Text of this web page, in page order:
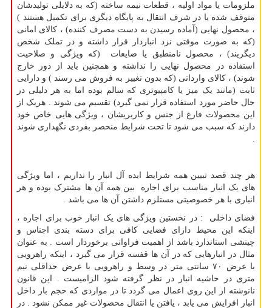
ملزومات یا مواد اولیه ، قطعات نیمه ساخته (که به دلایلی تولیدشان
متوقف شده یا در شرف انتقال به پایگاه دیگری برای تکمیل هستند )
، محصول نهایی (آماده رسیدن به دست مصرف کننده) ، کالای امانی
(که به صورت موقتی نزد انباردار قرار داشته و در تملک شخص
دیگریند) ، محصول نامنطبق یا ضایعات (که ویژگی و صلاحیت
استفاده در محصول نهایی را نداشته و همچنین باید از دور خارج
شوند) ، کالای وارداتی (که بدون تغییر به فروش می رسند ) و دارایی
ثابت (مانند یک میز یا کامپیوتری که سالم بوده اما به هر دلیلی در
حال حاضر مورد استفاده قرار نمی گیرد) تقسیم می شوند . هریک از
این محصولات فارغ از جنس و کاربریشان ، ویژگی هایی خاص خود
دارند که سبب می شود تا تحت شرایط منحصر بفردی نگهداری شوند
.
هر چند قصد تبیین همه شرایط ایده آل انبار را نداریم ، اما ویژگی
های یک انبار مناسب برای اجاره بین همه آن ها مشترک بوده و هر
انباری با هر خصوصیتی مستلزم داشتن آن ها می باشد .
فضای داخلی : در نخستین ویژگی های یک انبار خوب برای اجاره ،
اینکه این محیط دارای فضایی کافی برای دسته بندی اجناس و
چینشی استاندارد باشد از اهمیت فراوانی برخوردار است . به عنوان
مثال در انبارهایی که در آن ها قفسه قرار می گیرد ، اینکه راهرویی
با عرض ۷۰ سانتی متر در وسط و راهرویی با عرض حداقلی نیم
متری در حاشیه انبار در نظر گرفته شود الزامیست . این قانون
نانوشته از این روی اعمال می گردد تا در مواردی که حجم بار داخل
انبار افرایش می یابد ، یافتن یا انتقال محصولات غیر ممکن نشود . در